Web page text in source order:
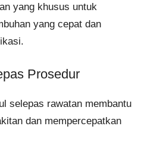
yang khusus untuk
yang cepat dan
Prosedur
selepas rawatan membantu
dan mempercepatkan